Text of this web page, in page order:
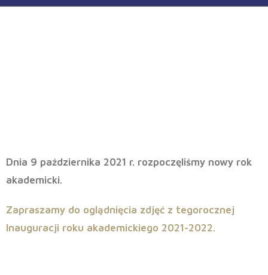
Dnia 9 października 2021 r. rozpoczęliśmy nowy rok
akademicki.
Zapraszamy do oglądnięcia zdjęć z tegorocznej
Inauguracji roku akademickiego 2021-2022.